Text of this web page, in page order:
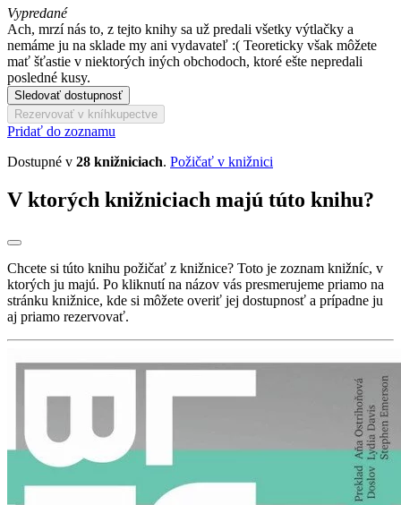
Vypredané
Ach, mrzí nás to, z tejto knihy sa už predali všetky výtlačky a
nemáme ju na sklade my ani vydavateľ :( Teoreticky však môžete
mať šťastie v niektorých iných obchodoch, ktoré ešte nepredali
posledné kusy.
Sledovať dostupnosť
Rezervovať v kníhkupectve
Pridať do zoznamu
Dostupné v 28 knižniciach. Požičať v knižnici
V ktorých knižniciach majú túto knihu?
Chcete si túto knihu požičať z knižnice? Toto je zoznam knižníc, v
ktorých ju majú. Po kliknutí na názov vás presmerujeme priamo na
stránku knižnice, kde si môžete overiť jej dostupnosť a prípadne ju
aj priamo rezervovať.